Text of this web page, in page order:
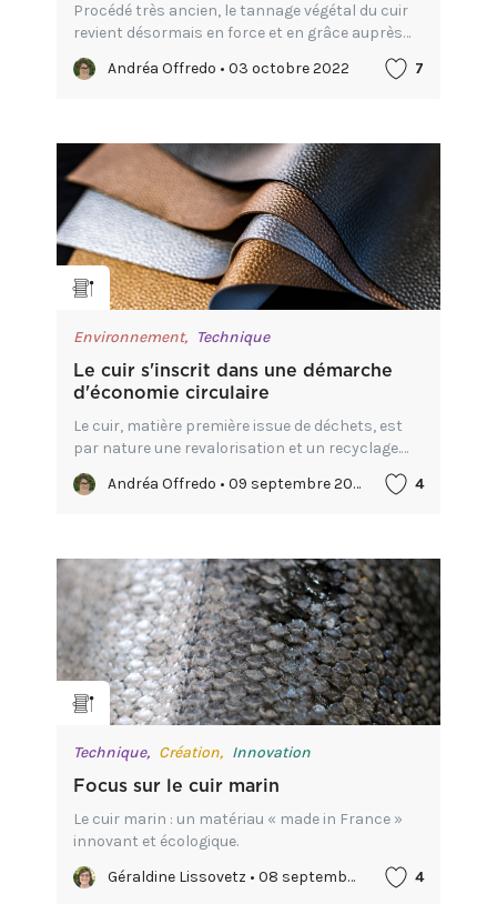
Procédé très ancien, le tannage végétal du cuir
revient désormais en force et en grâce auprès
d’un public avisé. C’est toutefois ce qu’observe
le Conseil National du Cuir; ici. Il se démarque
Andréa Offredo • 03 octobre 2022 7
Environnement, Technique
Le cuir s'inscrit dans une démarche
d'économie circulaire
Le cuir, matière première issue de déchets, est
par nature une revalorisation et un recyclage.
Mais il est encore possible d’aller plus loin pour
favoriser cette démarche d’économie circulaire
Andréa Offredo • 09 septembre 2022 4
Technique, Création, Innovation
Focus sur le cuir marin
Le cuir marin : un matériau « made in France »
innovant et écologique.
Géraldine Lissovetz • 08 septembre 2022
4